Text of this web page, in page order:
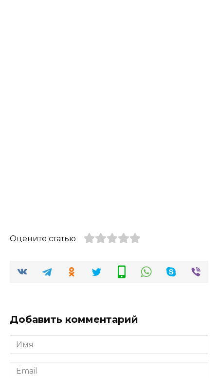
Оцените статью
Добавить комментарий
Имя
*
Email